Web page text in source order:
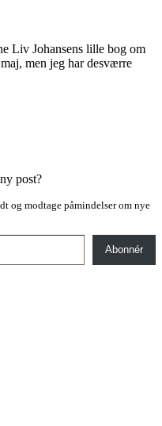
Liv Johansens lille bog om
men jeg har desværre
post?
og modtage påmindelser om nye
Abonnér